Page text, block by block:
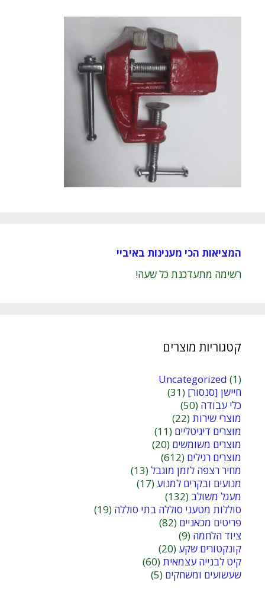
המציאות הכי מענינות באיביי
רשימה מתעדכנת כל שעה!
קטגוריות מוצרים
Uncategorized (1)
חיישן [סנסור] (31)
כלי עבודה (50)
מוצרי שירות(22)
מוצרים דיגיטליים (11)
מוצרים משומשים (20)
מוצרים רגילים (612)
מחיר רצפה לזמן מוגבל(13)
מנועים ובקרים למנוע (17)
מעגל משולב (132)
סוללות מטעני סוללה בתי סוללה (19)
פריטים מכאניים (82)
ציוד הלחמה (9)
קונקטורים שקע (20)
קיט לבנייה עצמאית(60)
שעשועים ומשחקים (5)